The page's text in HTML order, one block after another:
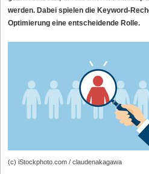
werden. Dabei spielen die Keyword-
Optimierung eine entscheidende Rolle.
(c) iStockphoto.com / claudenakagawa